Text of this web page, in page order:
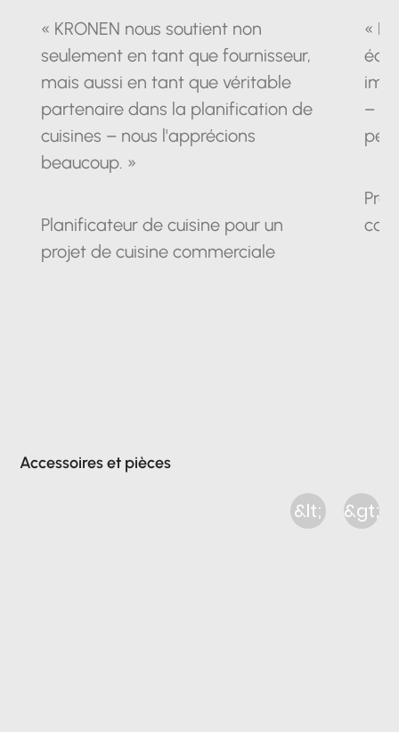
« KRONEN nous soutient non
seulement en tant que fournisseur,
mais aussi en tant que véritable
partenaire dans la planification de
cuisines – nous l'apprécions
beaucoup. »
Planificateur de cuisine pour un
projet de cuisine commerciale
«
–
Accessoires et pièces
&lt; &gt;